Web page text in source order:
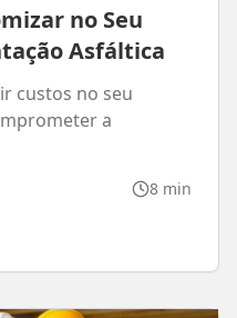
no Seu
Asfáltica
custos no seu
a
8 min